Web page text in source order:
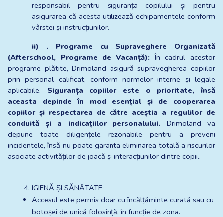
responsabil pentru siguranța copilului și pentru
asigurarea că acesta utilizează echipamentele conform
vârstei și instrucțiunilor.
ii) . Programe cu Supraveghere Organizată
(Afterschool, Programe de Vacanță): În cadrul acestor
programe plătite, Drimoland asigură supravegherea copiilor
prin personal calificat, conform normelor interne și legale
aplicabile. Siguranța copiilor este o prioritate, însă
aceasta depinde în mod esențial și de cooperarea
copiilor și respectarea de către aceștia a regulilor de
conduită și a indicațiilor personalului. Drimoland va
depune toate diligențele rezonabile pentru a preveni
incidentele, însă nu poate garanta eliminarea totală a riscurilor
asociate activităților de joacă și interacțiunilor dintre copii..
IGIENĂ ȘI SĂNĂTATE
Accesul este permis doar cu încălțăminte curată sau cu
botoșei de unică folosință, în funcție de zona.